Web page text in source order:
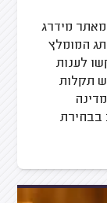
מידרג
המותג המומלץ
לענות
תקלות
בבחירת